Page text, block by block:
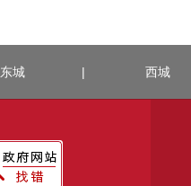
东城 | 西城